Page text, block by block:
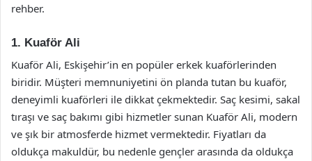
rehber.
1. Kuaför Ali
Kuaför Ali, Eskişehir’in en popüler erkek kuaförlerinden
biridir. Müşteri memnuniyetini ön planda tutan bu kuaför,
deneyimli kuaförleri ile dikkat çekmektedir. Saç kesimi, sakal
tıraşı ve saç bakımı gibi hizmetler sunan Kuaför Ali, modern
ve şık bir atmosferde hizmet vermektedir. Fiyatları da
oldukça makuldür, bu nedenle gençler arasında da oldukça